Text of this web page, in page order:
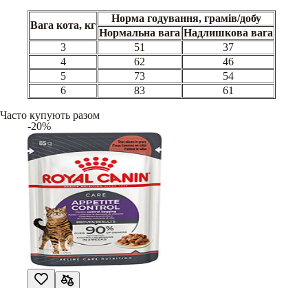
Вага кота, кг
Норма годування, грамів/добу
Нормальна вага Надлишкова вага
3
51
37
4
62
46
5
73
54
6
83 61
Часто купують разом
-20%